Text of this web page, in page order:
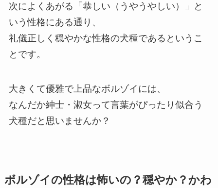
次によくあがる「恭しい（うやうやしい）」と
いう性格にある通り、
礼儀正しく穏やかな性格の犬種であるというこ
とです。
大きくて優雅で上品なボルゾイには、
なんだか紳士・淑女って言葉がぴったり似合う
犬種だと思いませんか？
ボルゾイの性格は怖いの？穏やか？かわ